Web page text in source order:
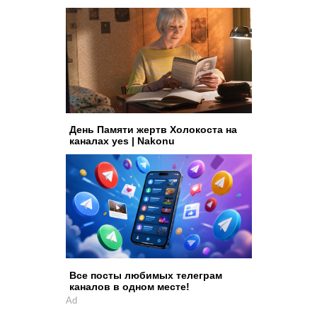
День Памяти жертв Холокоста на
каналах yes | Nakonu
Все посты любимых телеграм
каналов в одном месте!
Ad